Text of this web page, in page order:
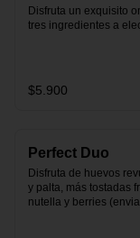
Disfruta un exquisito
tres ingredientes a
$5.900
Perfect Duo
Disfruta de huevos
y palta, más tostadas
nutella y berries